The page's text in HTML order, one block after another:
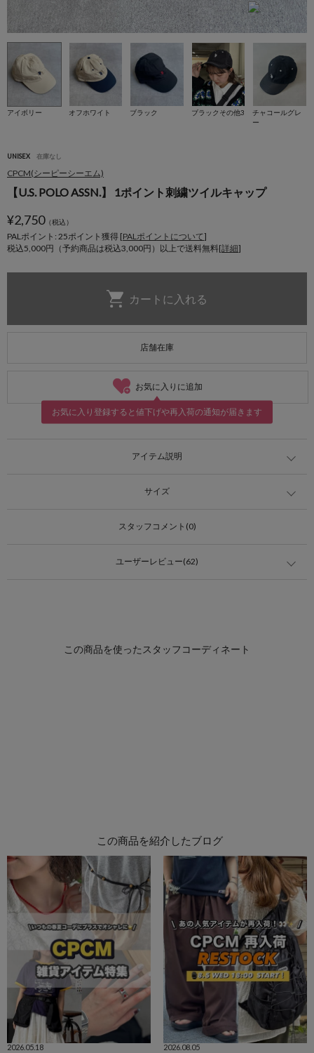
アイボリー オフホワイト ブラック ブラックその他3
チャコールグレ
ー
UNISEX 在庫なし
CPCM(シーピーシーエム)
【U.S. POLO ASSN.】 1ポイント刺繍ツイルキャップ
¥2,750（税込）
PALポイント: 25ポイント獲得 [PALポイントについて]
税込5,000円（予約商品は税込3,000円）以上で送料無料[詳細]
店舗在庫
お気に入りに追加
お気に入り登録すると値下げや再入荷の通知が届きます
アイテム説明
サイズ
スタッフコメント(0)
ユーザーレビュー(62)
この商品を紹介したブログ
2026.05.18
2026.08.05